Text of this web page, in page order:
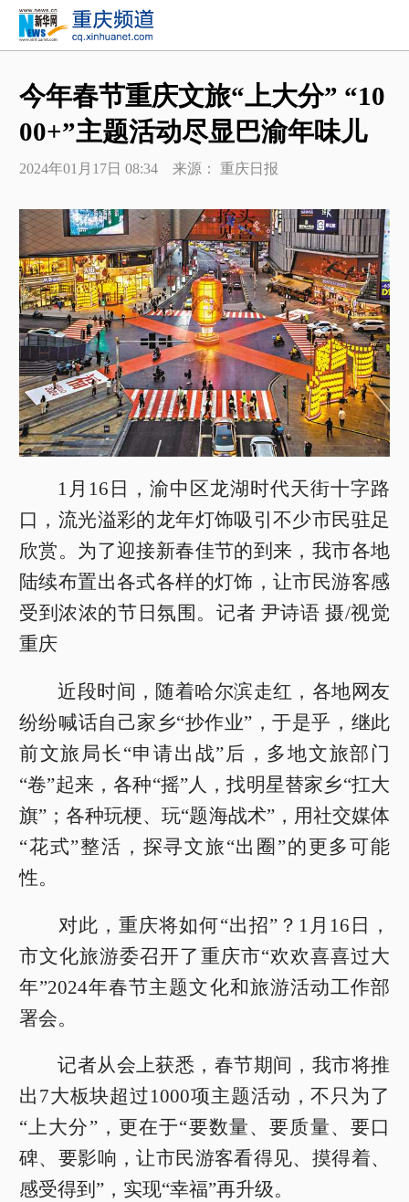
今年春节重庆文旅“上大分” “10
00+”主题活动尽显巴渝年味儿
2024年01月17日 08:34 来源： 重庆日报
1月16日，渝中区龙湖时代天街十字路
口，流光溢彩的龙年灯饰吸引不少市民驻足
欣赏。为了迎接新春佳节的到来，我市各地
陆续布置出各式各样的灯饰，让市民游客感
受到浓浓的节日氛围。记者 尹诗语 摄/视觉
重庆
近段时间，随着哈尔滨走红，各地网友
纷纷喊话自己家乡“抄作业”，于是乎，继此
前文旅局长“申请出战”后，多地文旅部门
“卷”起来，各种“摇”人，找明星替家乡“扛大
旗”；各种玩梗、玩“题海战术”，用社交媒体
“花式”整活，探寻文旅“出圈”的更多可能
性。
对此，重庆将如何“出招”？1月16日，
市文化旅游委召开了重庆市“欢欢喜喜过大
年”2024年春节主题文化和旅游活动工作部
署会。
记者从会上获悉，春节期间，我市将推
出7大板块超过1000项主题活动，不只为了
“上大分”，更在于“要数量、要质量、要口
碑、要影响，让市民游客看得见、摸得着、
感受得到”，实现“幸福”再升级。